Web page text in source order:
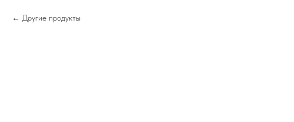
Другие продукты